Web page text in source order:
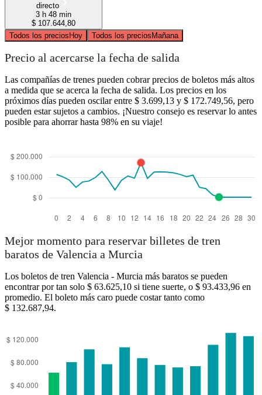
directo
3 h 48 min
$ 107.644,80
Todos los preciosHoy Todos los preciosMañana
Precio al acercarse la fecha de salida
Las compañías de trenes pueden cobrar precios de boletos más altos
a medida que se acerca la fecha de salida. Los precios en los
próximos días pueden oscilar entre $ 3.699,13 y $ 172.749,56, pero
pueden estar sujetos a cambios. ¡Nuestro consejo es reservar lo antes
posible para ahorrar hasta 98% en su viaje!
Mejor momento para reservar billetes de tren
baratos de Valencia a Murcia
Los boletos de tren Valencia - Murcia más baratos se pueden
encontrar por tan solo $ 63.625,10 si tiene suerte, o $ 93.433,96 en
promedio. El boleto más caro puede costar tanto como
$ 132.687,94.